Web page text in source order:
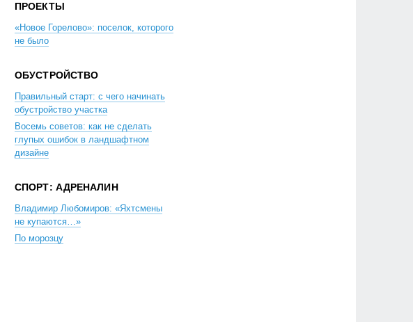
ПРОЕКТЫ
«Новое Горелово»: поселок, которого
не было
ОБУСТРОЙСТВО
Правильный старт: с чего начинать
обустройство участка
Восемь советов: как не сделать
глупых ошибок в ландшафтном
дизайне
СПОРТ: АДРЕНАЛИН
Владимир Любомиров: «Яхтсмены
не купаются…»
По морозцу